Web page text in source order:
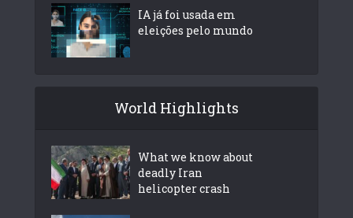
IA já foi usada em
eleições pelo mundo
World Highlights
What we know about
deadly Iran
helicopter crash